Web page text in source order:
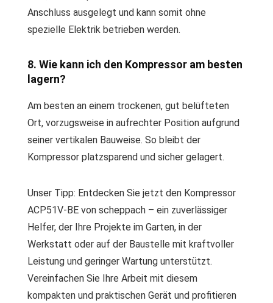
Anschluss ausgelegt und kann somit ohne
spezielle Elektrik betrieben werden.
8. Wie kann ich den Kompressor am besten
lagern?
Am besten an einem trockenen, gut belüfteten
Ort, vorzugsweise in aufrechter Position aufgrund
seiner vertikalen Bauweise. So bleibt der
Kompressor platzsparend und sicher gelagert.
Unser Tipp: Entdecken Sie jetzt den Kompressor
ACP51V-BE von scheppach – ein zuverlässiger
Helfer, der Ihre Projekte im Garten, in der
Werkstatt oder auf der Baustelle mit kraftvoller
Leistung und geringer Wartung unterstützt.
Vereinfachen Sie Ihre Arbeit mit diesem
kompakten und praktischen Gerät und profitieren